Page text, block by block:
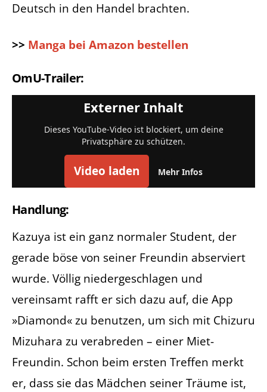
Deutsch in den Handel brachten.
>> Manga bei Amazon bestellen
OmU-Trailer:
Externer Inhalt
Dieses YouTube-Video ist blockiert, um deine
Privatsphäre zu schützen.
Video laden Mehr Infos
Handlung:
Kazuya ist ein ganz normaler Student, der
gerade böse von seiner Freundin abserviert
wurde. Völlig niedergeschlagen und
vereinsamt rafft er sich dazu auf, die App
»Diamond« zu benutzen, um sich mit Chizuru
Mizuhara zu verabreden – einer Miet-
Freundin. Schon beim ersten Treffen merkt
er, dass sie das Mädchen seiner Träume ist,